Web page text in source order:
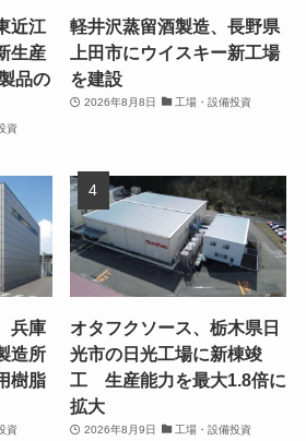
近江
生産
品の
資
軽井沢蒸留酒製造、長野県
上田市にウイスキー新工場
を建設
2026年8月8日 工場・設備投資
兵庫
造所
樹脂
資
オタフクソース、栃木県日
光市の日光工場に新棟竣
工 生産能力を最大1.8倍に
拡大
2026年8月9日 工場・設備投資